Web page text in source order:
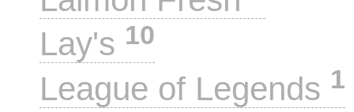
Lay's 10
League of Legends 1